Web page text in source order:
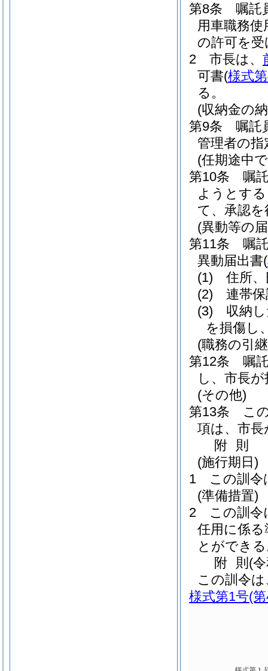
第8条
嘱託
用車職務使
の許可を
2
市長は、
可書(様式
る。
(収納金の
第9条
嘱託
管理者の
(任期途中
第10条
嘱
ようとす
て、承認
(異動等の
第11条
嘱
異動届出書(
(1)
住所
(2)
連帯
(3)
収納
を損傷し
(職務の引
第12条
嘱
し、市長
(その他)
第13条
こ
項は、市
附 則
(施行期日)
1
この訓令
(準備措置)
2
この訓令
任用に係
とができ
附 則 (
この訓令
様式第1号(